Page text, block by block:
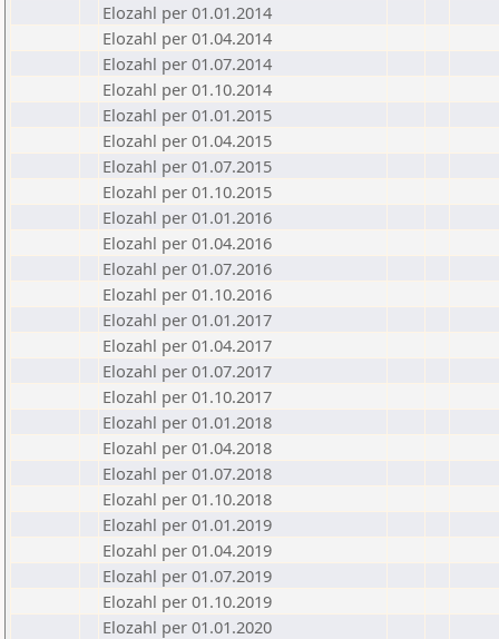
Elozahl per 01.01.2014
Elozahl per 01.04.2014
Elozahl per 01.07.2014
Elozahl per 01.10.2014
Elozahl per 01.01.2015
Elozahl per 01.04.2015
Elozahl per 01.07.2015
Elozahl per 01.10.2015
Elozahl per 01.01.2016
Elozahl per 01.04.2016
Elozahl per 01.07.2016
Elozahl per 01.10.2016
Elozahl per 01.01.2017
Elozahl per 01.04.2017
Elozahl per 01.07.2017
Elozahl per 01.10.2017
Elozahl per 01.01.2018
Elozahl per 01.04.2018
Elozahl per 01.07.2018
Elozahl per 01.10.2018
Elozahl per 01.01.2019
Elozahl per 01.04.2019
Elozahl per 01.07.2019
Elozahl per 01.10.2019
Elozahl per 01.01.2020